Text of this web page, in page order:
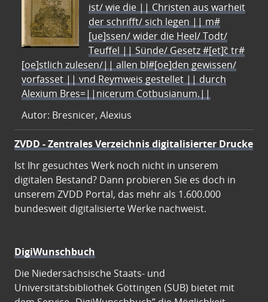
ist/ wie die || Christen aus warheit
der schrifft/ sich legen || m#
[ue]ssen/ wider die Heel/ Todt/
Teuffel || Sünde/ Gesetz #[et]c̃ tr#
[oe]stlich zulesen/|| allen bl#[oe]den gewissen/
vorfasset || vnd Reymweis gestellet || durch
Alexium Bres=||nicerum Cotbusianum.||
Autor: Bresnicer, Alexius
ZVDD - Zentrales Verzeichnis digitalisierter Drucke
Ist Ihr gesuchtes Werk noch nicht in unserem
digitalen Bestand? Dann probieren Sie es doch in
unserem ZVDD Portal, das mehr als 1.600.000
bundesweit digitalisierte Werke nachweist.
DigiWunschbuch
Die Niedersächsische Staats- und
Universitätsbibliothek Göttingen (SUB) bietet mit